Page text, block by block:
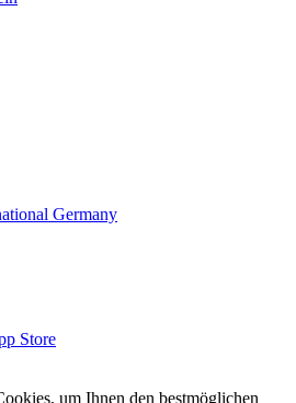
Store
um Ihnen den bestmöglichen